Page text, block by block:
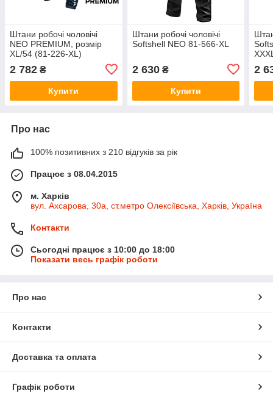
Штани робочі чоловічі
NEO PREMIUM, розмір
XL/54 (81-226-XL)
2 782 ₴
Купити
Штани робочі чоловічі
Softshell NEO 81-566-XL
2 630₴
Купити
2
Про нас
100% позитивних з 210 відгуків за рік
Працює з 08.04.2015
м. Харків
вул. Ахсарова, 30а, ст.метро Олексіївська, Харків, Україна
Контакти
Сьогодні працює з 10:00 до 18:00
Показати весь графік роботи
Про нас
Контакти
Доставка та оплата
Графік роботи